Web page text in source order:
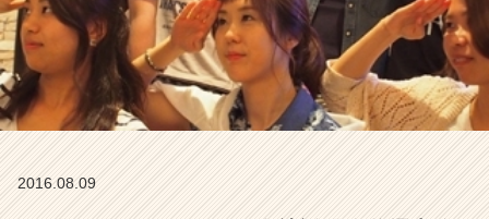
社
イ
デ
テ
2016.08.09